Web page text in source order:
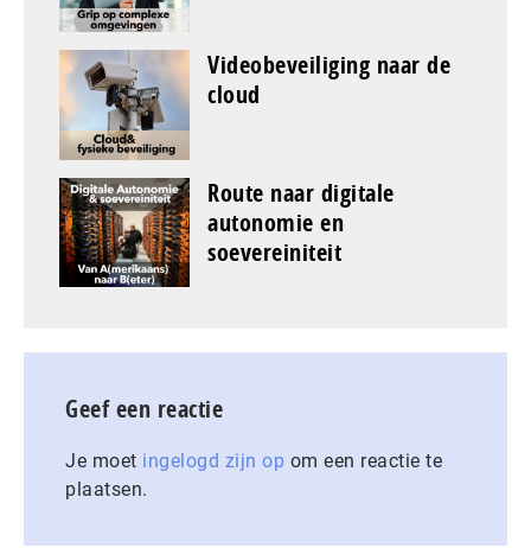
Videobeveiliging naar de
cloud
Route naar digitale
autonomie en
soevereiniteit
Geef een reactie
Je moet ingelogd zijn op om een reactie te
plaatsen.